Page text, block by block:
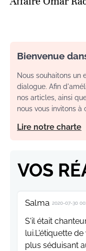
Bienvenue
Nous souhaitons un
dialogue. Afin
nos articles, ainsi
nous vous invitons à
Lire notre charte
VOS
Salma 2020-07-30
S'il était
lui.L'étiquette
plus séduisant